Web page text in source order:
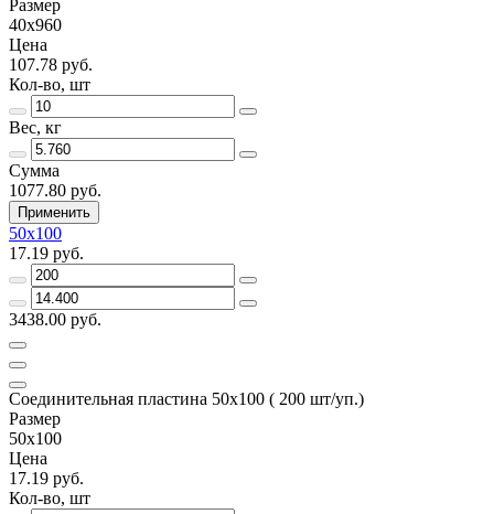
Размер
40х960
Цена
107.78 руб.
Кол-во, шт
Вес, кг
Сумма
1077.80 руб.
Применить
50х100
17.19 руб.
3438.00 руб.
Соединительная пластина 50х100 ( 200 шт/уп.)
Размер
50х100
Цена
17.19 руб.
Кол-во, шт